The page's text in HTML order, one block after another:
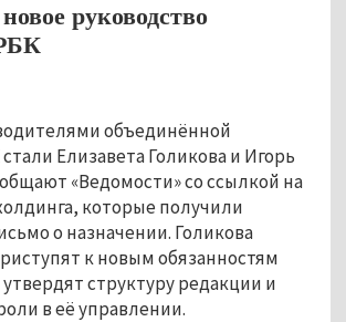
руководство
объединённой
Елизавета Голикова и Игорь
«Ведомости» со ссылкой на
которые получили
о назначении. Голикова
к новым обязанностям
структуру редакции и
в её управлении.